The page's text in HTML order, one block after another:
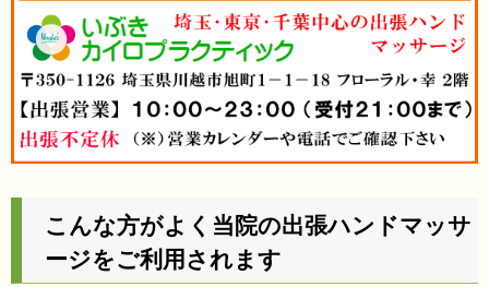
こんな方がよく当院の出張ハンドマッサ
ージをご利用されます